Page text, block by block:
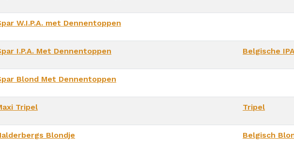
W.I.P.A. met Dennentoppen
I.P.A. Met Dennentoppen Belgische IPA
Blond Met Dennentoppen
Tripel Tripel
Blondje Belgisch